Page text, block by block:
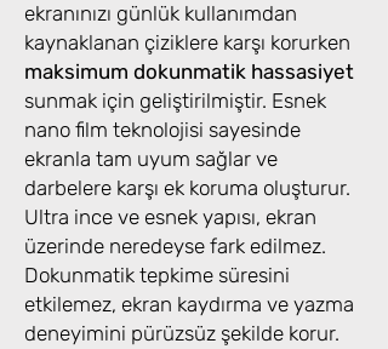
ekranınızı günlük kullanımdan
kaynaklanan çiziklere karşı korurken
maksimum dokunmatik hassasiyet
sunmak için geliştirilmiştir. Esnek
nano film teknolojisi sayesinde
ekranla tam uyum sağlar ve
darbelere karşı ek koruma oluşturur.
Ultra ince ve esnek yapısı, ekran
üzerinde neredeyse fark edilmez.
Dokunmatik tepkime süresini
etkilemez, ekran kaydırma ve yazma
deneyimini pürüzsüz şekilde korur.